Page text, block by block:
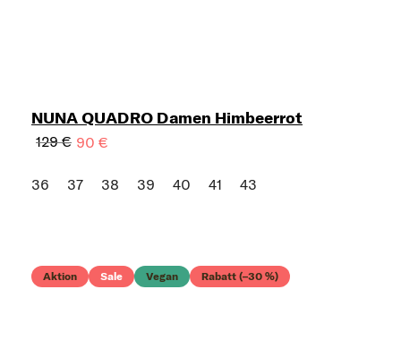
NUNA QUADRO Damen Himbeerrot
129 € 90 €
36 37 38 39 40 41 43
Aktion Sale Vegan Rabatt (–30 %)